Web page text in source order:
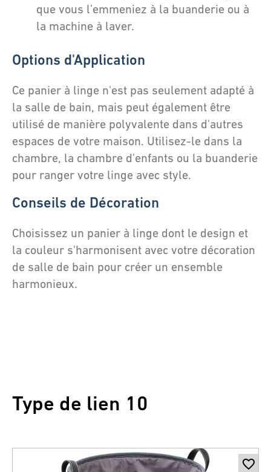
que vous l’emmeniez à la buanderie ou à
la machine à laver.
Options d'Application
Ce panier à linge n'est pas seulement adapté à
la salle de bain, mais peut également être
utilisé de manière polyvalente dans d'autres
espaces de votre maison. Utilisez-le dans la
chambre, la chambre d'enfants ou la buanderie
pour ranger votre linge avec style.
Conseils de Décoration
Choisissez un panier à linge dont le design et
la couleur s'harmonisent avec votre décoration
de salle de bain pour créer un ensemble
harmonieux.
Type de lien 10